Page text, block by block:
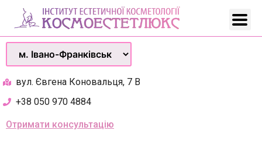
вул. Євгена Коновальця, 7 В
+38 050 970 4884
Отримати консультацію